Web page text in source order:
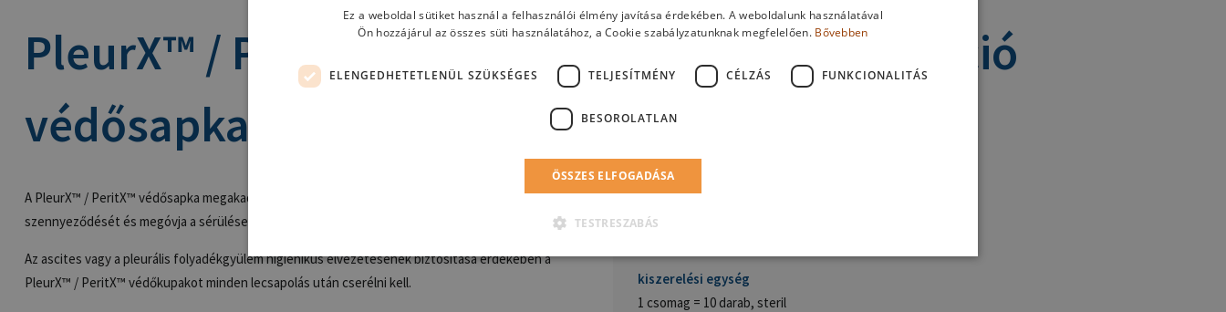
PleurX™ / PeritX™
védősapka
A PleurX™ / PeritX™ védősapka megakadályozza a PleurX™ / PeritX™ biztonsági szelep
szennyeződését és megóvja a sérülésektől.
Az ascites vagy a pleurális folyadékgyülem higiénikus elvezetésének biztosítása érdekében a
PleurX™ / PeritX™ védőkupakot minden lecsapolás után cserélni kell.
Termékinformáció
cikkszám
kiszerelési egység
1 csomag = 10 darab, steril
Ez a weboldal sütiket használ a felhasználói élmény javítása érdekében. A weboldalunk használatával
Ön hozzájárul az összes süti használatához, a Cookie szabályzatunknak megfelelően. Bővebben
ELENGEDHETETLENÜL SZÜKSÉGES TELJESÍTMÉNY CÉLZÁS FUNKCIONALITÁS
BESOROLATLAN
ÖSSZES ELFOGADÁSA
TESTRESZABÁS